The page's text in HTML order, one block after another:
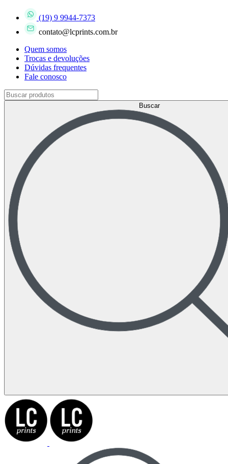
(19) 9 9944-7373
contato@lcprints.com.br
Quem somos
Trocas e devoluções
Dúvidas frequentes
Fale conosco
Buscar